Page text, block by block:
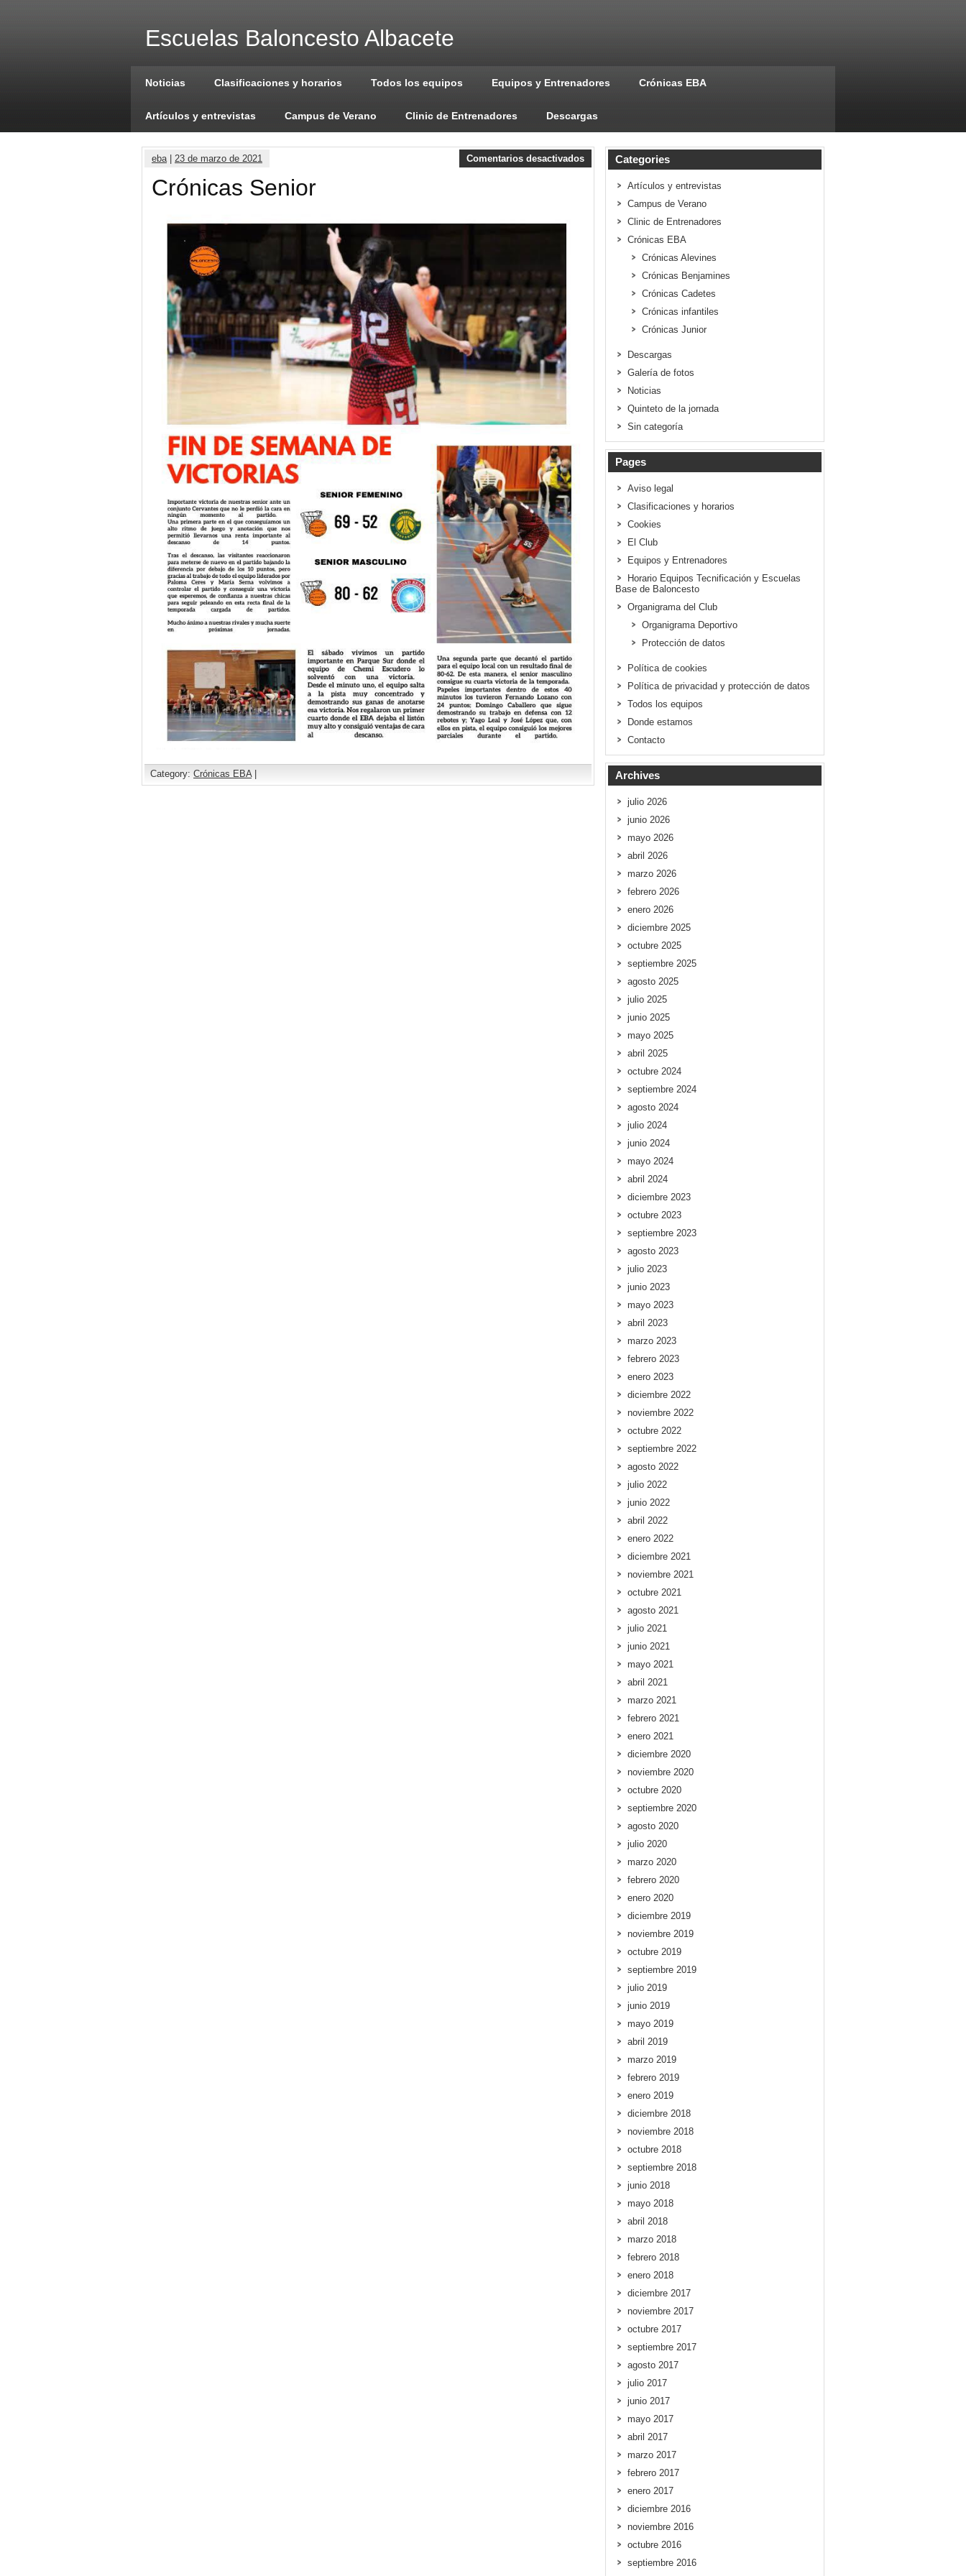
Escuelas Baloncesto Albacete
Noticias Clasificaciones y horarios Todos los equipos Equipos y Entrenadores Crónicas EBA
Artículos y entrevistas Campus de Verano Clinic de Entrenadores Descargas
eba| 23 de marzo de 2021 Comentarios desactivados
Crónicas Senior
Category: Crónicas EBA
Categories
Artículos y entrevistas
Campus de Verano
Clinic de Entrenadores
Crónicas EBA
Crónicas Alevines
Crónicas Benjamines
Crónicas Cadetes
Crónicas infantiles
Crónicas Junior
Descargas
Galería de fotos
Noticias
Quinteto de la jornada
Sin categoría
Pages
Aviso legal
Clasificaciones y horarios
Cookies
El Club
Equipos y Entrenadores
Horario Equipos Tecnificación y Escuelas
Base de Baloncesto
Organigrama del Club
Organigrama Deportivo
Protección de datos
Política de cookies
Política de privacidad y protección de datos
Todos los equipos
Donde estamos
Contacto
Archives
julio 2026
junio 2026
mayo 2026
abril 2026
marzo 2026
febrero 2026
enero 2026
diciembre 2025
octubre 2025
septiembre 2025
agosto 2025
julio 2025
junio 2025
mayo 2025
abril 2025
octubre 2024
septiembre 2024
agosto 2024
julio 2024
junio 2024
mayo 2024
abril 2024
diciembre 2023
octubre 2023
septiembre 2023
agosto 2023
julio 2023
junio 2023
mayo 2023
abril 2023
marzo 2023
febrero 2023
enero 2023
diciembre 2022
noviembre 2022
octubre 2022
septiembre 2022
agosto 2022
julio 2022
junio 2022
abril 2022
enero 2022
diciembre 2021
noviembre 2021
octubre 2021
agosto 2021
julio 2021
junio 2021
mayo 2021
abril 2021
marzo 2021
febrero 2021
enero 2021
diciembre 2020
noviembre 2020
octubre 2020
septiembre 2020
agosto 2020
julio 2020
marzo 2020
febrero 2020
enero 2020
diciembre 2019
noviembre 2019
octubre 2019
septiembre 2019
julio 2019
junio 2019
mayo 2019
abril 2019
marzo 2019
febrero 2019
enero 2019
diciembre 2018
noviembre 2018
octubre 2018
septiembre 2018
junio 2018
mayo 2018
abril 2018
marzo 2018
febrero 2018
enero 2018
diciembre 2017
noviembre 2017
octubre 2017
septiembre 2017
agosto 2017
julio 2017
junio 2017
mayo 2017
abril 2017
marzo 2017
febrero 2017
enero 2017
diciembre 2016
noviembre 2016
octubre 2016
septiembre 2016